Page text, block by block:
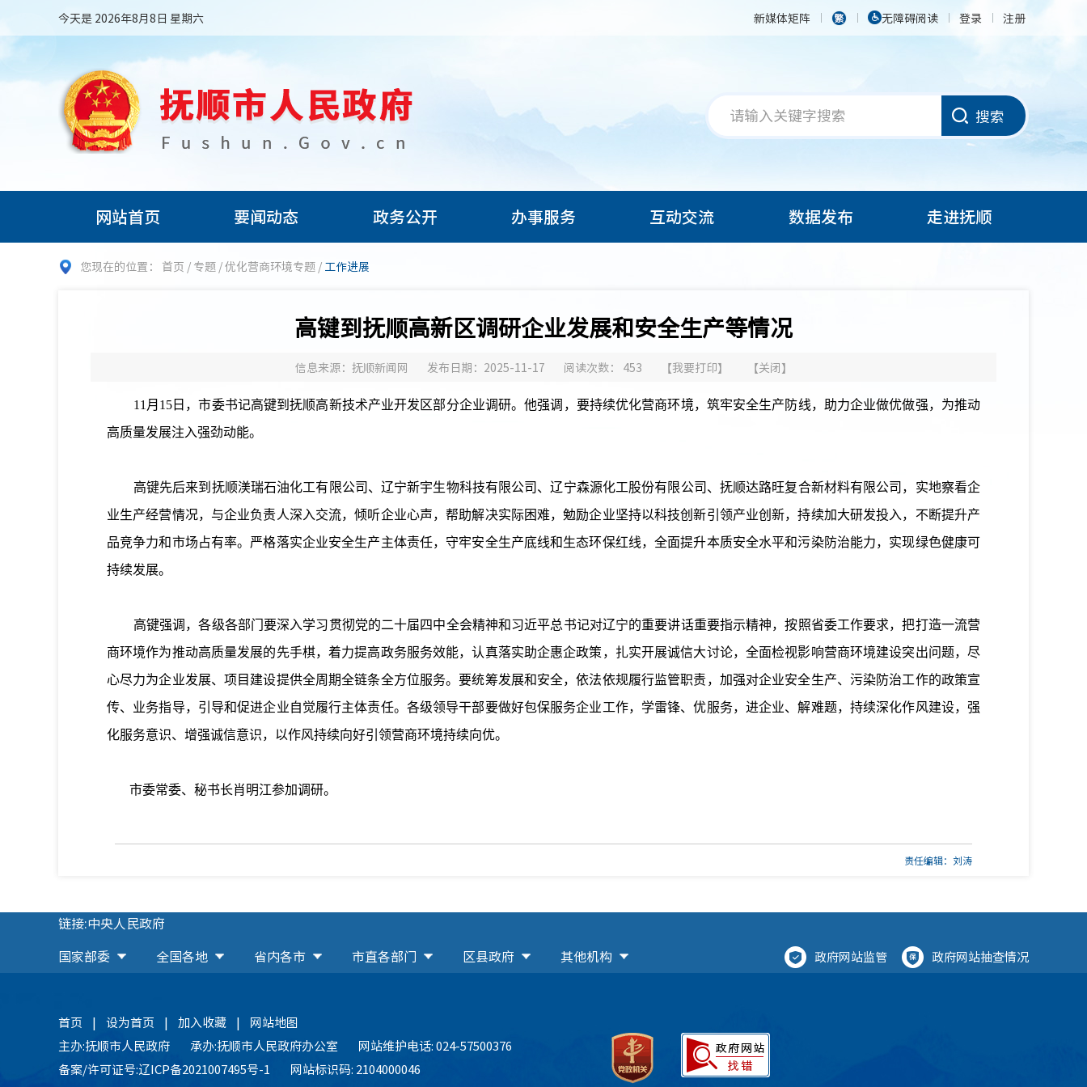
今天是 2026年8月8日 星期六 新媒体矩阵 无障碍阅读 登录 注册
搜索
网站首页 要闻动态 政务公开 办事服务 互动交流 数据发布 走进抚顺
您现在的位置： 首页 / 专题 /优化营商环境专题 / 工作进展
高键到抚顺高新区调研企业发展和安全生产等情况
信息来源：抚顺新闻网 发布日期：2025-11-17 阅读次数： 453 【我要打印】 【关闭】
11月15日，市委书记高键到抚顺高新技术产业开发区部分企业调研。他强调，要持续优化营商环境，筑牢安全生产防线，助力企业做优做强，为推动
高质量发展注入强劲动能。
高键先后来到抚顺渼瑞石油化工有限公司、辽宁新宇生物科技有限公司、辽宁森源化工股份有限公司、抚顺达路旺复合新材料有限公司，实地察看企
业生产经营情况，与企业负责人深入交流，倾听企业心声，帮助解决实际困难，勉励企业坚持以科技创新引领产业创新，持续加大研发投入，不断提升产
品竞争力和市场占有率。严格落实企业安全生产主体责任，守牢安全生产底线和生态环保红线，全面提升本质安全水平和污染防治能力，实现绿色健康可
持续发展。
高键强调，各级各部门要深入学习贯彻党的二十届四中全会精神和习近平总书记对辽宁的重要讲话重要指示精神，按照省委工作要求，把打造一流营
商环境作为推动高质量发展的先手棋，着力提高政务服务效能，认真落实助企惠企政策，扎实开展诚信大讨论，全面检视影响营商环境建设突出问题，尽
心尽力为企业发展、项目建设提供全周期全链条全方位服务。要统筹发展和安全，依法依规履行监管职责，加强对企业安全生产、污染防治工作的政策宣
传、业务指导，引导和促进企业自觉履行主体责任。各级领导干部要做好包保服务企业工作，学雷锋、优服务，进企业、解难题，持续深化作风建设，强
化服务意识、增强诚信意识，以作风持续向好引领营商环境持续向优。
市委常委、秘书长肖明江参加调研。
责任编辑：刘涛
链接:中央人民政府
国家部委
全国各地 省内各市 市直各部门 区县政府 其他机构 政府网站监管 政府网站抽查情况
首页 | 设为首页 | 加入收藏 |
网站地图
主办:抚顺市人民政府
承办:抚顺市人民政府办公室
网站维护电话: 024-57500376
备案/许可证号:辽ICP备2021007495号-1
网站标识码: 2104000046